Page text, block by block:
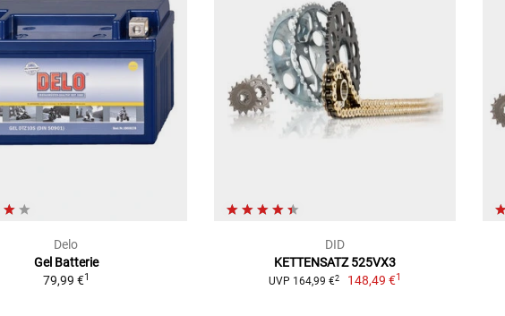
Delo
Gel Batterie
79,99 €1
DID
KETTENSATZ 525VX3
UVP 164,99 €2 148,49 €1